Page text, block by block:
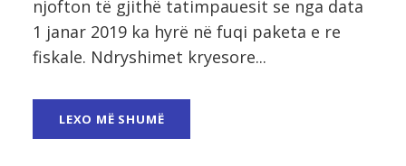
njofton të gjithë tatimpauesit se nga data
1 janar 2019 ka hyrë në fuqi paketa e re
fiskale. Ndryshimet kryesore...
LEXO MË SHUMË